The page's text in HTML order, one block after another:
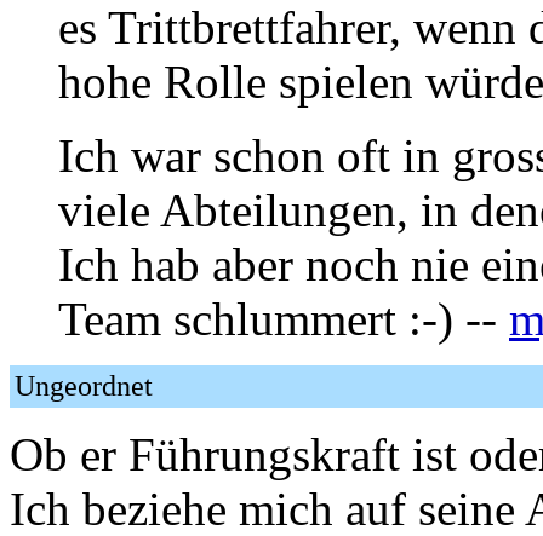
es Trittbrettfahrer, wenn
hohe Rolle spielen
Ich war schon oft in
viele Abteilungen, in
Ich hab aber noch nie
Team schlummert :-) --
Ungeordnet
Ob er Führungskraft ist
Ich beziehe mich auf seine